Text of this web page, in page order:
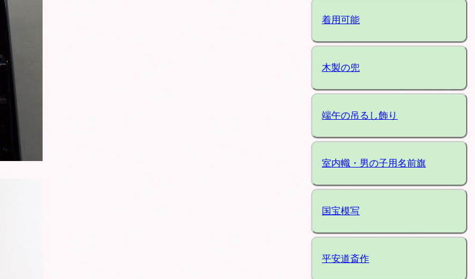
着用可能
木製の兜
端午の吊るし飾り
室内幟・男の子用名前旗
国宝模写
平安道斎作